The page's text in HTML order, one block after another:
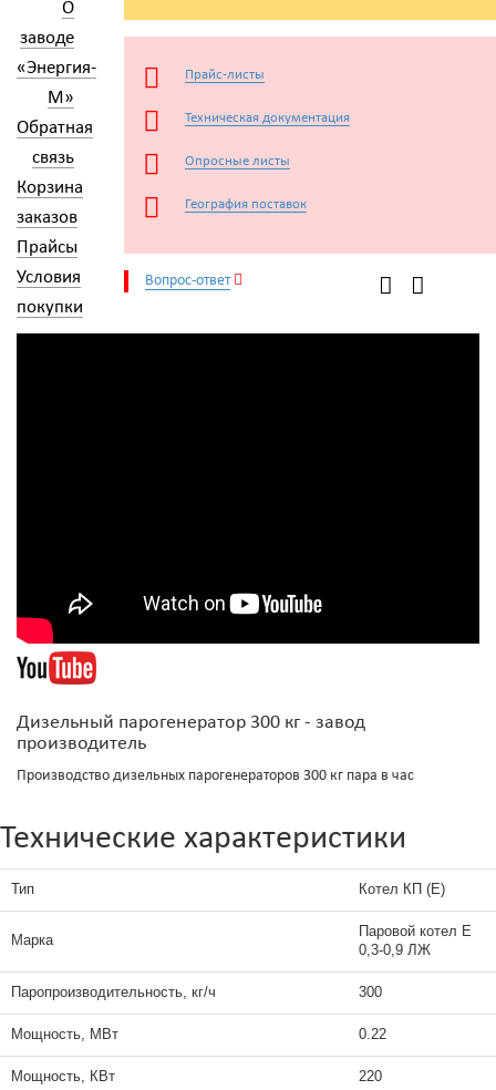
О
заводе
«Энергия-
М»
Обратная
связь
Корзина
заказов
Прайсы
Условия
покупки
Прайс-листы
Техническая документация
Опросные листы
География поставок
Вопрос-ответ
Дизельный парогенератор 300 кг - завод
производитель
Производство дизельных парогенераторов 300 кг пара в час
Технические характеристики
Тип Котел КП (Е)
Марка
Паровой котел Е
0,3-0,9 ЛЖ
Паропроизводительность, кг/ч 300
Мощность, МВт 0.22
Мощность, КВт 220